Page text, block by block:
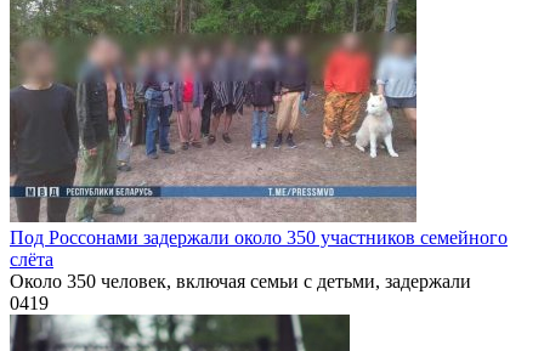
Под Россонами задержали около 350 участников семейного
слёта
Около 350 человек, включая семьи с детьми, задержали
0419